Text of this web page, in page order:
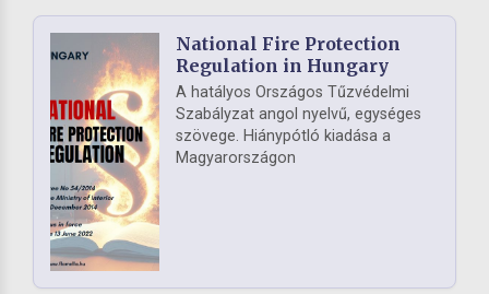
National Fire Protection
Regulation in Hungary
A hatályos Országos Tűzvédelmi
Szabályzat angol nyelvű, egységes
szövege. Hiánypótló kiadása a
Magyarországon